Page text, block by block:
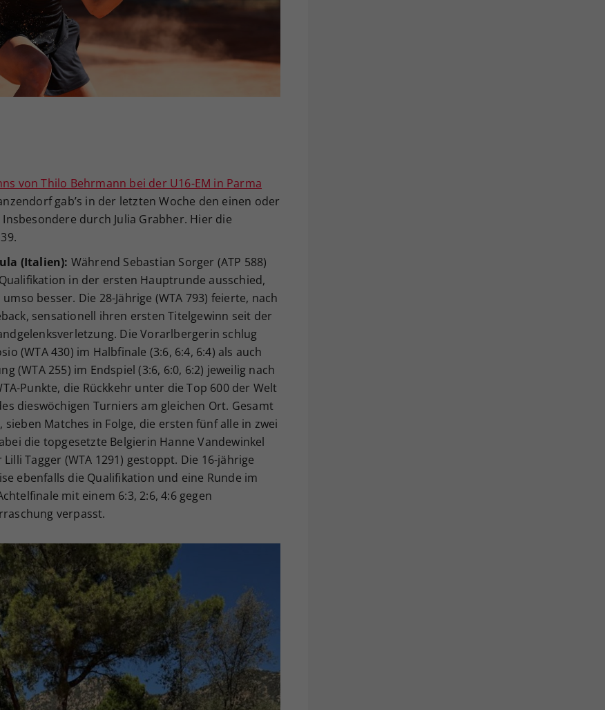
von Thilo Behrmann bei der U16-EM in Parma
gab’s in der letzten Woche den einen oder
durch Julia Grabher. Hier die
(Italien): Während Sebastian Sorger (ATP 588)
in der ersten Hauptrunde ausschied,
besser. Die 28-Jährige (WTA 793) feierte, nach
sensationell ihren ersten Titelgewinn seit der
Die Vorarlbergerin schlug
(WTA 430) im Halbfinale (3:6, 6:4, 6:4) als auch
(WTA 255) im Endspiel (3:6, 6:0, 6:2) jeweilig nach
Punkte, die Rückkehr unter die Top 600 der Welt
dieswöchigen Turniers am gleichen Ort. Gesamt
Matches in Folge, die ersten fünf alle in zwei
die topgesetzte Belgierin Hanne Vandewinkel
Tagger (WTA 1291) gestoppt. Die 16-jährige
ebenfalls die Qualifikation und eine Runde im
mit einem 6:3, 2:6, 4:6 gegen
verpasst.
Ihrer vorgenommen Einstellungen, falls der
Webseiten-Betreiber dies eingestellt hat.